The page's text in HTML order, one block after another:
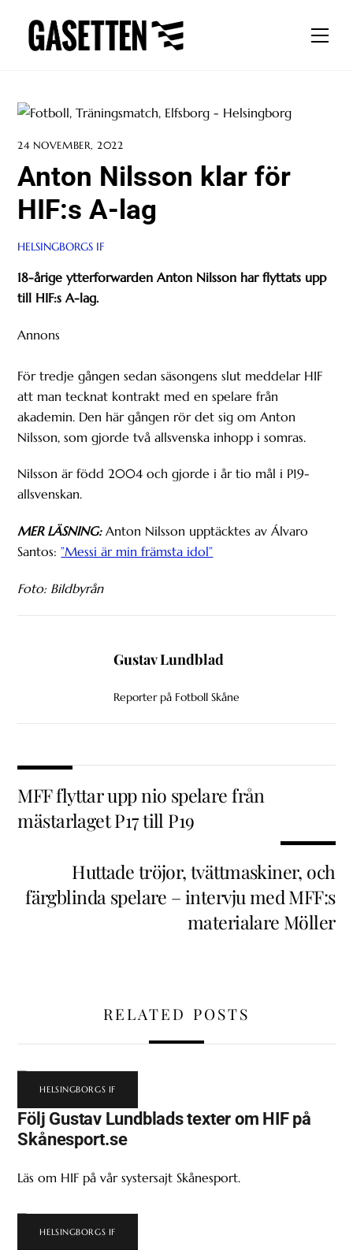
content
24 NOVEMBER, 2022
Anton Nilsson klar för
HIF:s A-lag
HELSINGBORGS IF
18-årige ytterforwarden Anton Nilsson har flyttats upp
till HIF:s A-lag.
Annons
För tredje gången sedan säsongens slut meddelar HIF
att man tecknat kontrakt med en spelare från
akademin. Den här gången rör det sig om Anton
Nilsson, som gjorde två allsvenska inhopp i somras.
Nilsson är född 2004 och gjorde i år tio mål i P19-
allsvenskan.
MER LÄSNING:Anton Nilsson upptäcktes av Álvaro
Santos:”Messi är min främsta idol”
Foto: Bildbyrån
Gustav Lundblad
Reporter på Fotboll Skåne
MFF flyttar upp nio spelare från
mästarlaget P17 till P19
Huttade tröjor, tvättmaskiner, och
färgblinda spelare – intervju med MFF:s
materialare Möller
RELATED POSTS
HELSINGBORGS IF
Följ Gustav Lundblads texter om HIF på
Skånesport.se
Läs om HIF på vår systersajt Skånesport.
HELSINGBORGS IF